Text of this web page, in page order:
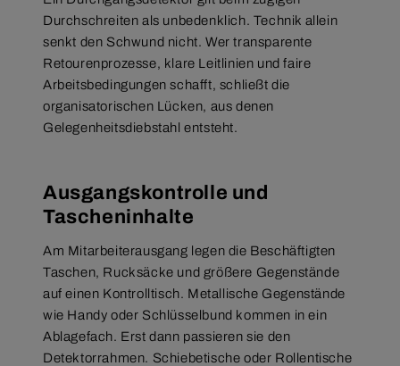
Durchschreiten als unbedenklich. Technik allein
senkt den Schwund nicht. Wer transparente
Retourenprozesse, klare Leitlinien und faire
Arbeitsbedingungen schafft, schließt die
organisatorischen Lücken, aus denen
Gelegenheitsdiebstahl entsteht.
Ausgangskontrolle und
Tascheninhalte
Am Mitarbeiterausgang legen die Beschäftigten
Taschen, Rucksäcke und größere Gegenstände
auf einen Kontrolltisch. Metallische Gegenstände
wie Handy oder Schlüsselbund kommen in ein
Ablagefach. Erst dann passieren sie den
Detektorrahmen. Schiebetische oder Rollentische